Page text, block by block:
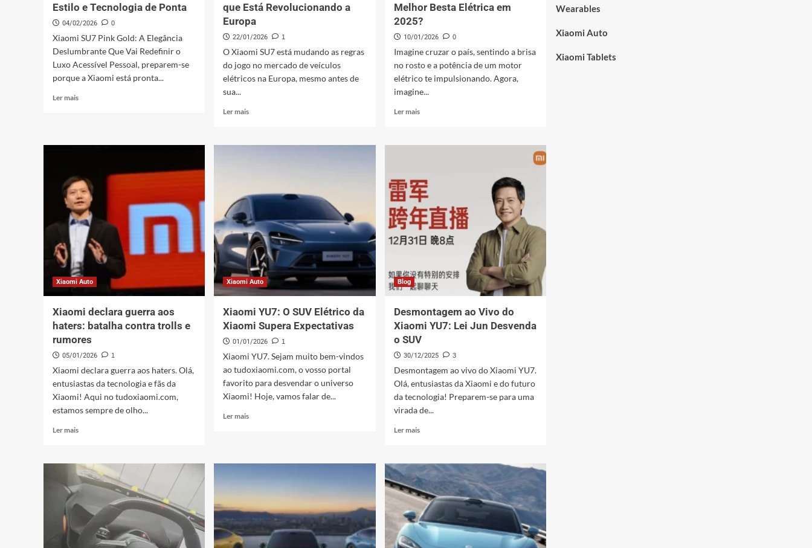
Estilo e Tecnologia de Ponta
04/02/2026 0
Xiaomi SU7 Pink Gold: A Elegância
Deslumbrante Que Vai Redefinir o
Luxo Acessível Pessoal, preparem-se
porque a Xiaomi está pronta...
Ler maisLeia
Luxo,
Estilo
e
Tecnologia
de
Ponta
que Está Revolucionando a
Europa
22/01/2026 1
O Xiaomi SU7 está mudando as regras
do jogo no mercado de veículos
elétricos na Europa, mesmo antes de
sua...
Ler maisLeia
Xiaomi
que
Está
Revolucionando
a
Europa
Melhor Besta Elétrica em
2025?
10/01/2026 0
Imagine cruzar o país, sentindo a brisa
no rosto e a potência de um motor
elétrico te impulsionando. Agora,
imagine...
Ler maisLeia
Xiaomi
YU7:
Qual
a
Melhor
Besta
Elétrica
em
Xiaomi Auto
Xiaomi declara guerra aos
haters: batalha contra trolls e
rumores
05/01/2026 1
Xiaomi declara guerra aos haters. Olá,
entusiastas da tecnologia e fãs da
Xiaomi! Aqui no tudoxiaomi.com,
estamos sempre de olho...
Ler maisLeia
Xiaomi
declara
guerra
haters:
batalha
contra
Xiaomi Auto
Xiaomi YU7: O SUV Elétrico da
Xiaomi Supera Expectativas
01/01/2026 1
Xiaomi YU7. Sejam muito bem-vindos
ao tudoxiaomi.com, o vosso portal
favorito para desvendar o universo
Xiaomi! Hoje, vamos falar de...
Ler maisLeia
Elétrico
da
Supera
Expectativas
Blog
Desmontagem ao Vivo do
Xiaomi YU7: Lei Jun Desvenda
o SUV
30/12/2025 3
Desmontagem ao vivo do Xiaomi YU7.
Olá, entusiastas da Xiaomi e do futuro
da tecnologia! Preparem-se para uma
virada de...
Ler maisLeia
Desmontagem
ao
Vivo
do
Xiaomi
YU7:
Lei
Jun
Wearables
Xiaomi Auto
Xiaomi Tablets